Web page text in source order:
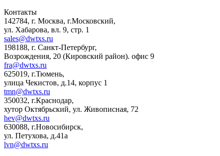
Контакты
142784, г. Москва, г.Московский,
ул. Хабарова, вл. 9, стр. 1
sales@dwtxs.ru
198188, г. Санкт-Петербург,
Возрождения, 20 (Кировский район). офис 9
fra@dwtxs.ru
625019, г.Тюмень,
улица Чекистов, д.14, корпус 1
tmn@dwtxs.ru
350032, г.Краснодар,
хутор Октябрьский, ул. Живописная, 72
hev@dwtxs.ru
630088, г.Новосибирск,
ул. Петухова, д.41а
lvn@dwtxs.ru